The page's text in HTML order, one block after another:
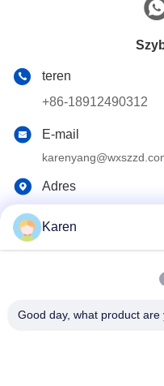
teren
+86-18912490312
E-mail
Adres
Gospodarczego i
Polityka
Wuxi East Group Trading
Karen
Good day, what product